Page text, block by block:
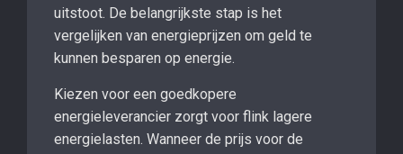
uitstoot. De belangrijkste stap is het
vergelijken van energieprijzen om geld te
kunnen besparen op energie.
Kiezen voor een goedkopere
energieleverancier zorgt voor flink lagere
energielasten. Wanneer de prijs voor de